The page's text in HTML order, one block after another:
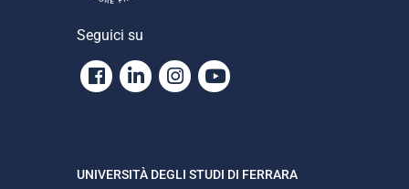
Seguici su
Facebook
LinkedinInstagram
Youtube
UNIVERSITÀ DEGLI STUDI DI FERRARA